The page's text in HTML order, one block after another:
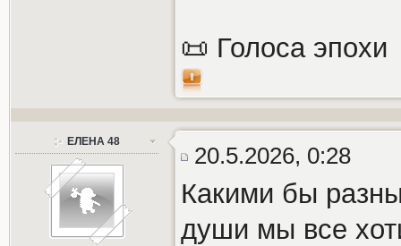
📜 Голоса эпохи
ЕЛЕНА 48
20.5.2026, 0:28
Какими бы
души мы все